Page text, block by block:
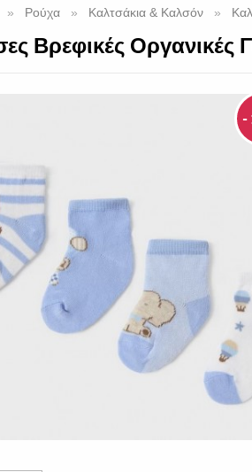
Ρούχα Καλτσάκια & Καλσόν
Βρεφικές Οργανικές
-